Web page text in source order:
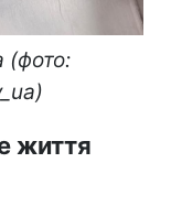
(фото:
життя